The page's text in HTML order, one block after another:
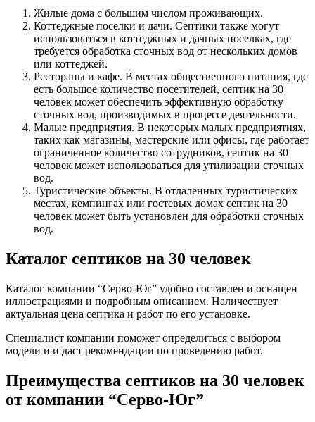
Жилые дома с большим числом проживающих.
Коттеджные поселки и дачи. Септики также могут
использоваться в коттеджных и дачных поселках, где
требуется обработка сточных вод от нескольких домов
или коттеджей.
Рестораны и кафе. В местах общественного питания, где
есть большое количество посетителей, септик на 30
человек может обеспечить эффективную обработку
сточных вод, производимых в процессе деятельности.
Малые предприятия. В некоторых малых предприятиях,
таких как магазины, мастерские или офисы, где работает
ограниченное количество сотрудников, септик на 30
человек может использоваться для утилизации сточных
вод.
Туристические объекты. В отдаленных туристических
местах, кемпингах или гостевых домах септик на 30
человек может быть установлен для обработки сточных
вод.
Каталог септиков на 30 человек
Каталог компании “Серво-Юг” удобно составлен и оснащен
иллюстрациями и подробным описанием. Наличествует
актуальная цена септика и работ по его установке.
Специалист компании поможет определиться с выбором
модели и и даст рекомендации по проведению работ.
Преимущества септиков на 30 человек
от компании “Серво-Юг”